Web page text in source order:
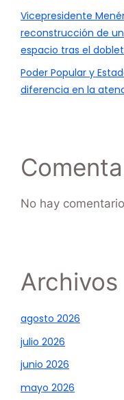
Vicepresidente
reconstrucción de
espacio tras el
Poder Popular y
diferencia en la
No hay
Archivos
agosto 2026
julio 2026
junio 2026
mayo 2026